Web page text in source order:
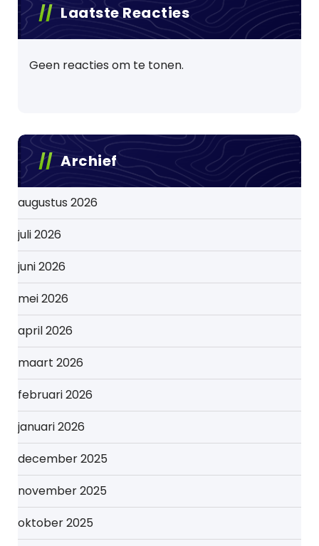
Laatste Reacties
Geen reacties om te tonen.
Archief
augustus 2026
juli 2026
juni 2026
mei 2026
april 2026
maart 2026
februari 2026
januari 2026
december 2025
november 2025
oktober 2025